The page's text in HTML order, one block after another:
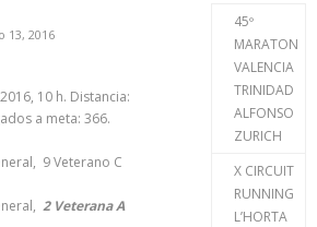
13, 2016
10 h. Distancia:
a meta: 366.
9 Veterano C
2 Veterana A
45º
MARATON
VALENCIA
TRINIDAD
ALFONSO
ZURICH
X CIRCUIT
RUNNING
L’HORTA